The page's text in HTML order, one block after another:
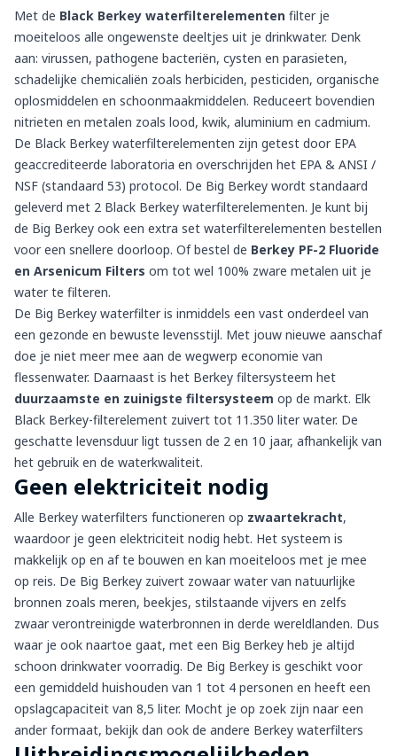
Met de Black Berkey waterfilterelementen filter je
moeiteloos alle ongewenste deeltjes uit je drinkwater. Denk
aan: virussen, pathogene bacteriën, cysten en parasieten,
schadelijke chemicaliën zoals herbiciden, pesticiden, organische
oplosmiddelen en schoonmaakmiddelen. Reduceert bovendien
nitrieten en metalen zoals lood, kwik, aluminium en cadmium.
De Black Berkey waterfilterelementen zijn getest door EPA
geaccrediteerde laboratoria en overschrijden het EPA & ANSI /
NSF (standaard 53) protocol. De Big Berkey wordt standaard
geleverd met 2 Black Berkey waterfilterelementen. Je kunt bij
de Big Berkey ook een extra set waterfilterelementen bestellen
voor een snellere doorloop. Ofbestel de Berkey PF-2 Fluoride
en Arsenicum Filters om tot wel 100% zware metalen uit je
water te filteren.
De Big Berkey waterfilter is inmiddels een vast onderdeel van
een gezonde en bewuste levensstijl. Met jouw nieuwe aanschaf
doe je niet meer mee aan de wegwerp economie van
flessenwater. Daarnaast is het Berkey filtersysteem het
duurzaamste en zuinigste filtersysteem op de markt. Elk
Black Berkey-filterelement zuivert tot 11.350 liter water. De
geschatte levensduur ligt tussen de 2 en 10 jaar, afhankelijk van
het gebruik en de waterkwaliteit.
Geen elektriciteit nodig
Alle Berkey waterfilters functioneren op zwaartekracht,
waardoor je geen elektriciteit nodig hebt. Het systeem is
makkelijk op en af te bouwen en kan moeiteloos met je mee
op reis. De Big Berkey zuivert zowaar water van natuurlijke
bronnen zoals meren, beekjes, stilstaande vijvers en zelfs
zwaar verontreinigde waterbronnen in derde wereldlanden. Dus
waar je ook naartoe gaat, met een Big Berkey heb je altijd
schoon drinkwater voorradig. De Big Berkey is geschikt voor
een gemiddeld huishouden van 1 tot 4 personen en heeft een
opslagcapaciteit van 8,5 liter. Mocht je op zoek zijn naar een
ander formaat, bekijk dan ook de andere Berkey waterfilters